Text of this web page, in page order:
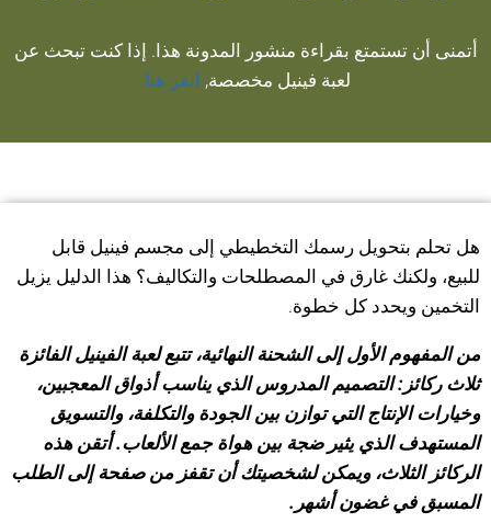
أتمنى أن تستمتع بقراءة منشور المدونة هذا. إذا كنت تبحث عن
لعبة فينيل مخصصة, انقر هنا.
هل تحلم بتحويل رسمك التخطيطي إلى مجسم فينيل قابل
للبيع، ولكنك غارق في المصطلحات والتكاليف؟ هذا الدليل يزيل
التخمين ويحدد كل خطوة.
من المفهوم الأول إلى الشحنة النهائية، تتبع لعبة الفينيل الفائزة
ثلاث ركائز: التصميم المدروس الذي يناسب أذواق المعجبين،
وخيارات الإنتاج التي توازن بين الجودة والتكلفة، والتسويق
المستهدف الذي يثير ضجة بين هواة جمع الألعاب. أتقن هذه
الركائز الثلاث، ويمكن لشخصيتك أن تقفز من صفحة إلى الطلب
المسبق في غضون أشهر.